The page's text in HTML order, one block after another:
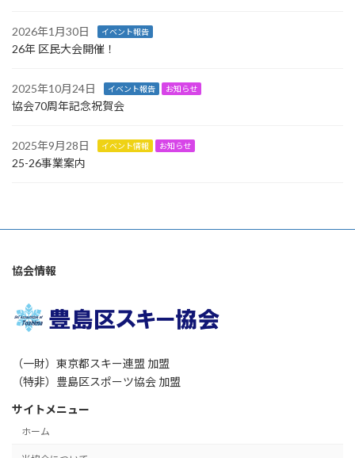
2026年1月30日 イベント報告
26年 区民大会開催！
2025年10月24日 イベント報告 お知らせ
協会70周年記念祝賀会
2025年9月28日 イベント情報 お知らせ
25-26事業案内
協会情報
（一財）東京都スキー連盟 加盟
（特非）豊島区スポーツ協会 加盟
サイトメニュー
ホーム